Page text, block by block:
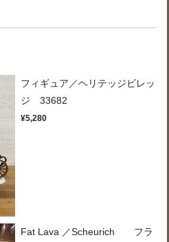
フィギュア／ヘリテッジビレッ
ジ 33682
¥5,280
Fat Lava ／Scheurich フラ